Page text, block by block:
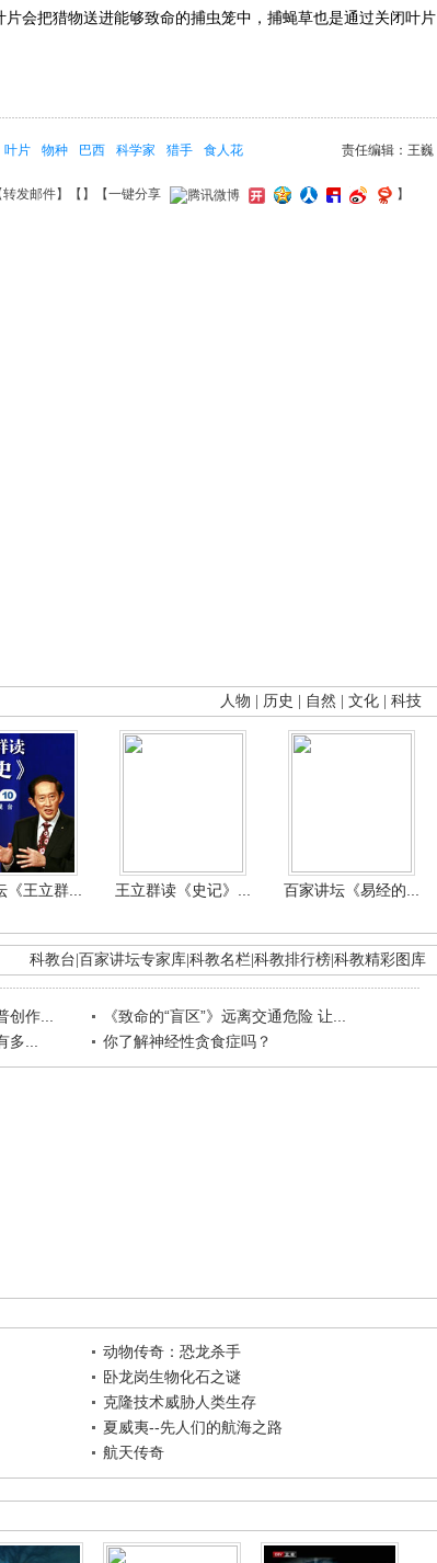
会把猎物送进能够致命的捕虫笼中，捕蝇草也是通过关闭叶片
责任编辑：王巍
叶片 物种 巴西 科学家 猎手 食人花
转发邮件】【 】 【一键分享 】
人物 历史 自然 文化 科技
《王立群... 王立群读《史记》... 百家讲坛《易经的...
科教台 百家讲坛专家库 科教名栏 科教排行榜 科教精彩图库
作...
《致命的“盲区”》远离交通危险 让...
...
你了解神经性贪食症吗？
动物传奇：恐龙杀手
卧龙岗生物化石之谜
克隆技术威胁人类生存
夏威夷--先人们的航海之路
航天传奇